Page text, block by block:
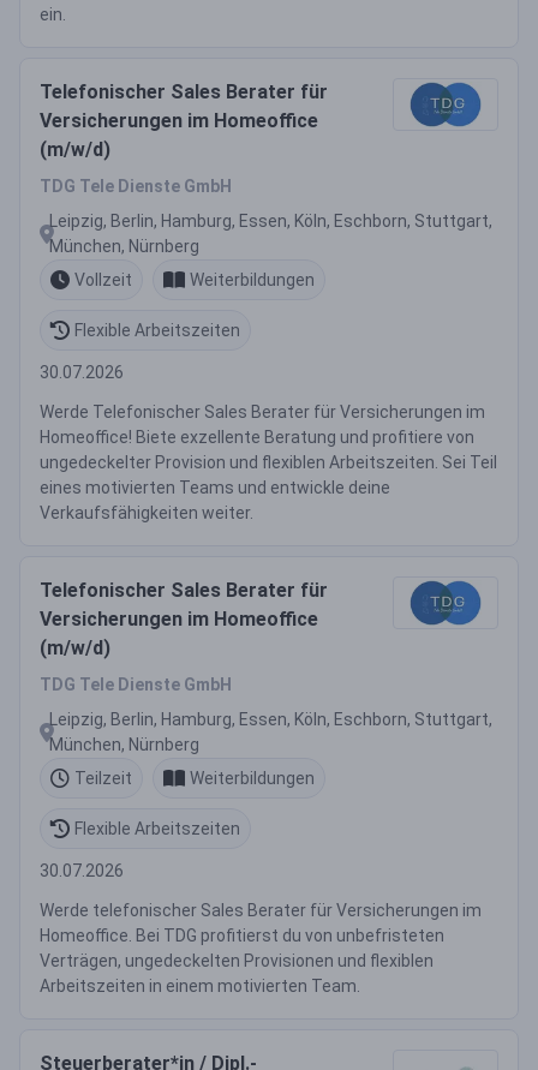
ein.
Telefonischer Sales Berater für
Versicherungen im Homeoffice
(m/w/d)
TDG Tele Dienste GmbH
Leipzig, Berlin, Hamburg, Essen, Köln, Eschborn, Stuttgart,
München, Nürnberg
Vollzeit
Weiterbildungen
Flexible Arbeitszeiten
30.07.2026
Werde Telefonischer Sales Berater für Versicherungen im
Homeoffice! Biete exzellente Beratung und profitiere von
ungedeckelter Provision und flexiblen Arbeitszeiten. Sei Teil
eines motivierten Teams und entwickle deine
Verkaufsfähigkeiten weiter.
Telefonischer Sales Berater für
Versicherungen im Homeoffice
(m/w/d)
TDG Tele Dienste GmbH
Leipzig, Berlin, Hamburg, Essen, Köln, Eschborn, Stuttgart,
München, Nürnberg
Teilzeit
Weiterbildungen
Flexible Arbeitszeiten
30.07.2026
Werde telefonischer Sales Berater für Versicherungen im
Homeoffice. Bei TDG profitierst du von unbefristeten
Verträgen, ungedeckelten Provisionen und flexiblen
Arbeitszeiten in einem motivierten Team.
Steuerberater*in / Dipl.-